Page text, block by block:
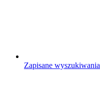
Zapisane wyszukiwania